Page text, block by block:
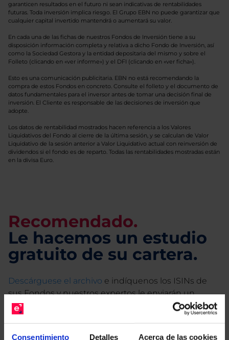
Consentimiento Detalles Acerca de las cookies
garanticen resultados en el futuro ni sean indicativas de rentabilidades
futuras. Toda inversión implica riesgo. El Grupo EBN no puede garantizar que
cualquier capital invertido mantendrá o aumentará su valor.
En cada una de las fichas de nuestros Fondos de Inversión tiene a su
disposición información completa y relativa a dicho Fondo de Inversión, así
como la Sociedad Gestora y la entidad depositaria del mismo y sobre el
Folleto (clicando en «ver informe») y el DFI (clicando en «ver ficha»).
Esto es una comunicación publicitaria. EBN no está recomendando la
compra de estos Fondos en concreto. Consulte el folleto y el documento de
datos fundamentales para el inversor antes de tomar una decisión final de
inversión. El Cliente es responsable de las decisiones de inversión que
adopte.
Los datos de rentabilidad mostrados hacen referencia a los Valores
Liquidativos del Fondo al cierre de la última sesión, y se calculan de Valor
Liquidativo de la sesión anterior a Valor Liquidativo actual con reinversión de
dividendos si el fondo es de reparto. Todas las rentabilidades mostradas están
en la divisa Euro.
Recomendado.
Le hacemos un estudio
gratuito de su cartera.
Descárguese el archivo e indíquenos los ISINs de
sus Fondos y nuestros expertos le enviarán un
estudio gratuito de sus alternativas de Clases
Limpias con las que podrá ahorrar en sus costes.